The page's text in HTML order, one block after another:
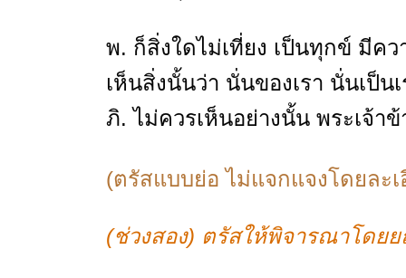
พ. ก็สิ่งใดไม่เที่ยง เป็นทุกข์ มีค
เห็นสิ่งนั้นว่า นั่นของเรา นั่นเป็น
ภิ. ไม่ควรเห็นอย่างนั้น พระเจ้าข้
(ตรัสแบบย่อ ไม่แจกแจงโดยละ
(ช่วงสอง) ตรัสให้พิจารณาโด